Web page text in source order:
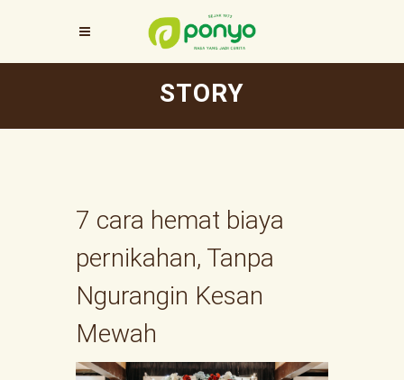
STORY
7 cara hemat biaya
pernikahan, Tanpa
Ngurangin Kesan
Mewah